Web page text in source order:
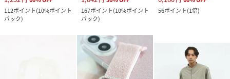
112ポイント(10%ポイント
バック)
167ポイント(10%ポイント
バック)
56ポイント(1倍)